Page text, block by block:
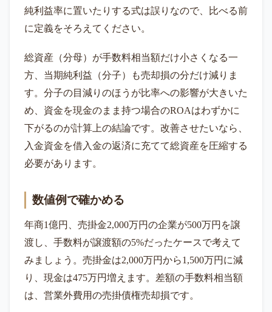
純利益率に置いたりする式は誤りなので、比べる前
に定義をそろえてください。
総資産（分母）が手数料相当額だけ小さくなる一
方、当期純利益（分子）も売却損の分だけ減りま
す。分子の目減りのほうが比率への影響が大きいた
め、資金を現金のまま持つ場合のROAはわずかに
下がるのが計算上の結論です。改善させたいなら、
入金資金を借入金の返済に充てて総資産を圧縮する
必要があります。
数値例で確かめる
年商1億円、売掛金2,000万円の企業が500万円を譲
渡し、手数料が譲渡額の5%だったケースで考えて
みましょう。売掛金は2,000万円から1,500万円に減
り、現金は475万円増えます。差額の手数料相当額
は、営業外費用の売掛債権売却損です。